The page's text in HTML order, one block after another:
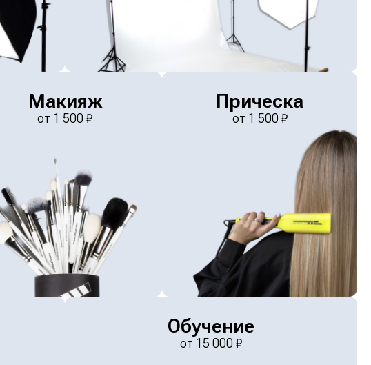
Макияж
от 1 500 ₽
Прическа
от 1 500 ₽
Обучение
от 15 000 ₽